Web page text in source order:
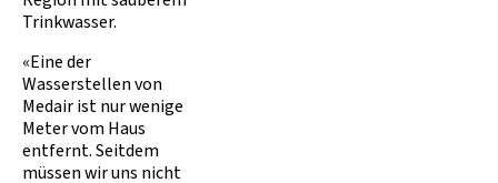
Trinkwasser.
«Eine der
Wasserstellen von
Medair ist nur wenige
Meter vom Haus
entfernt. Seitdem
müssen wir uns nicht